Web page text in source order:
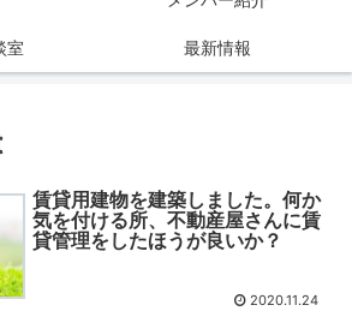
室 最新情報
賃貸用建物を建築しました。何か
気を付ける所、不動産屋さんに賃
貸管理をしたほうが良いか？
2020.11.24